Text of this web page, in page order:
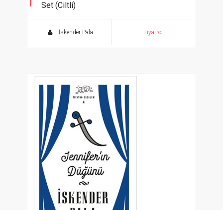
Set (Ciltli)
İskender Pala Tiyatro